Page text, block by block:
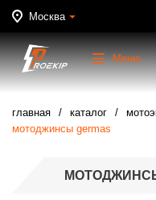
Москва
Меню
главная каталог
мотоджинсы germas